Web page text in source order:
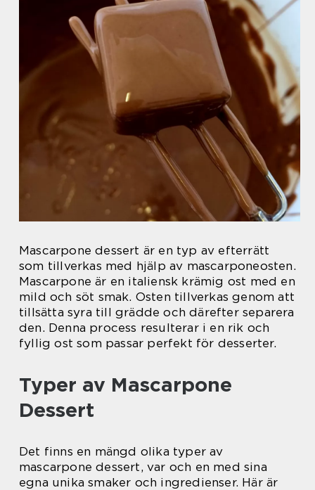
Mascarpone dessert är en typ av efterrätt
som tillverkas med hjälp av mascarponeosten.
Mascarpone är en italiensk krämig ost med en
mild och söt smak. Osten tillverkas genom att
tillsätta syra till grädde och därefter separera
den. Denna process resulterar i en rik och
fyllig ost som passar perfekt för desserter.
Typer av Mascarpone
Dessert
Det finns en mängd olika typer av
mascarpone dessert, var och en med sina
egna unika smaker och ingredienser. Här är